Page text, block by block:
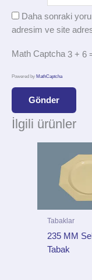
Daha sonraki
adresim ve site
Math Captcha 3 + 6
Powered by MathCaptcha
İlgili ürünler
Tabaklar
235 MM
Tabak